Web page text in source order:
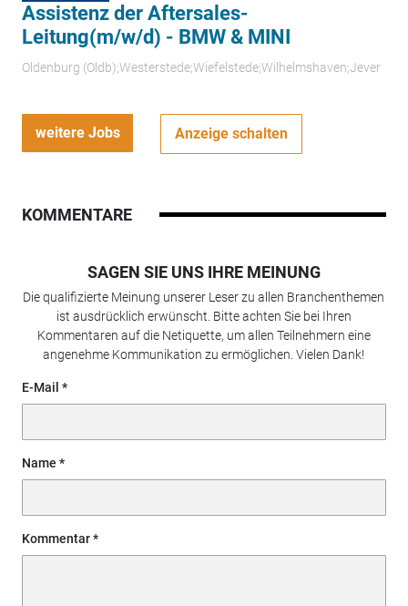
Assistenz der Aftersales-
Leitung(m/w/d) - BMW & MINI
Oldenburg (Oldb);Westerstede;Wiefelstede;Wilhelmshaven;Jever
weitere Jobs Anzeige schalten
KOMMENTARE
SAGEN SIE UNS IHRE MEINUNG
Die qualifizierte Meinung unserer Leser zu allen Branchenthemen
ist ausdrücklich erwünscht. Bitte achten Sie bei Ihren
Kommentaren auf die Netiquette, um allen Teilnehmern eine
angenehme Kommunikation zu ermöglichen. Vielen Dank!
E-Mail
Name
Kommentar